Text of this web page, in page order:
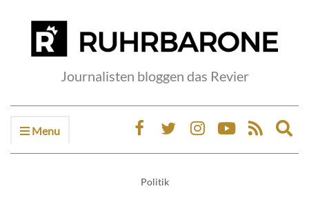
Journalisten bloggen das Revier
Menu
Politik